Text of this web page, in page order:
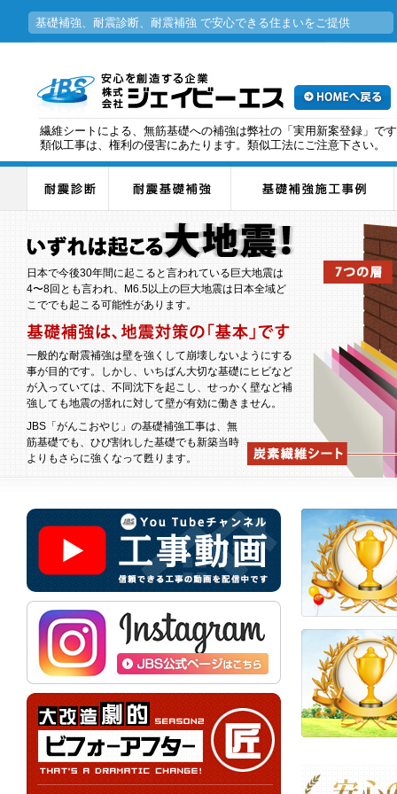
基礎補強、耐震診断、耐震補強 で安心できる住まいをご提供
繊維シートによる、無筋基礎への補強は弊社の「実用新案登録」で
類似工事は、権利の侵害にあたります。類似工法にご注意下さい。
日本で今後30年間に起こると言われている巨大地震は
4〜8回とも言われ、M6.5以上の巨大地震は日本全域ど
こででも起こる可能性があります。
一般的な耐震補強は壁を強くして崩壊しないようにする
事が目的です。しかし、いちばん大切な基礎にヒビなど
が入っていては、不同沈下を起こし、せっかく壁など補
強しても地震の揺れに対して壁が有効に働きません。
JBS「がんこおやじ」の基礎補強工事は、無
筋基礎でも、ひび割れした基礎でも新築当時
よりもさらに強くなって甦ります。